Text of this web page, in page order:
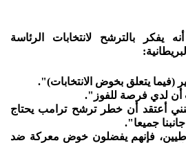
يفكر بالترشح لانتخابات الرئاسة
(فيما يتعلق بخوض الانتخابات)".
أن لدي فرصة للفوز".
أعتقد أن خطر ترشح ترامب يحتاج
جميعا".
فإنهم يفضلون خوض معركة ضد